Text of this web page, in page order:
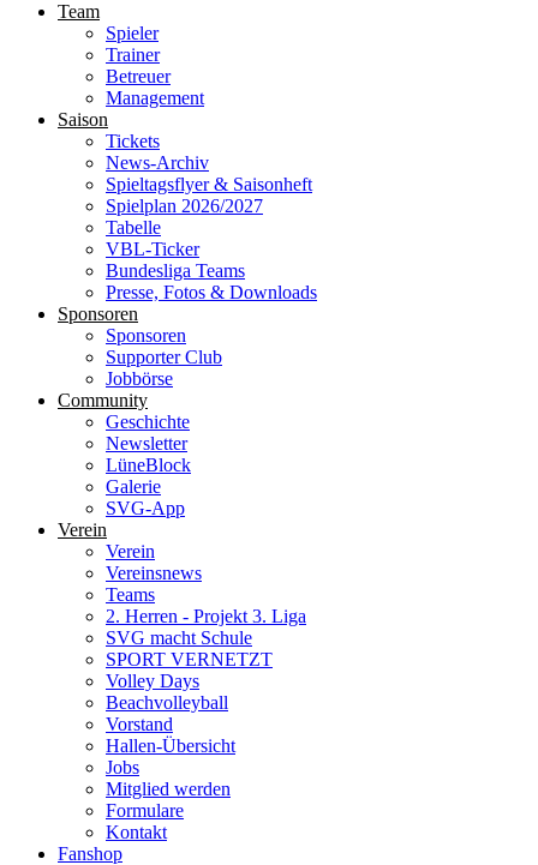
Team
Spieler
Trainer
Betreuer
Management
Saison
Tickets
News-Archiv
Spieltagsflyer & Saisonheft
Spielplan 2026/2027
Tabelle
VBL-Ticker
Bundesliga Teams
Presse, Fotos & Downloads
Sponsoren
Sponsoren
Supporter Club
Jobbörse
Community
Geschichte
Newsletter
LüneBlock
Galerie
SVG-App
Verein
Verein
Vereinsnews
Teams
2. Herren - Projekt 3. Liga
SVG macht Schule
SPORT VERNETZT
Volley Days
Beachvolleyball
Vorstand
Hallen-Übersicht
Jobs
Mitglied werden
Formulare
Kontakt
Fanshop